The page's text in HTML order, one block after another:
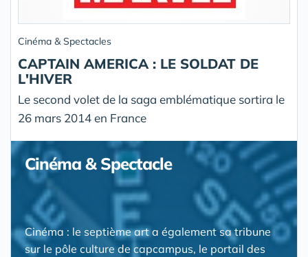
Cinéma & Spectacles
CAPTAIN AMERICA : LE SOLDAT DE
L'HIVER
Le second volet de la saga emblématique sortira le
26 mars 2014 en France
Cinéma & Spectacle
Cinéma : le septième art a également sa tribune
sur le pôle culture de capcampus, le portail des